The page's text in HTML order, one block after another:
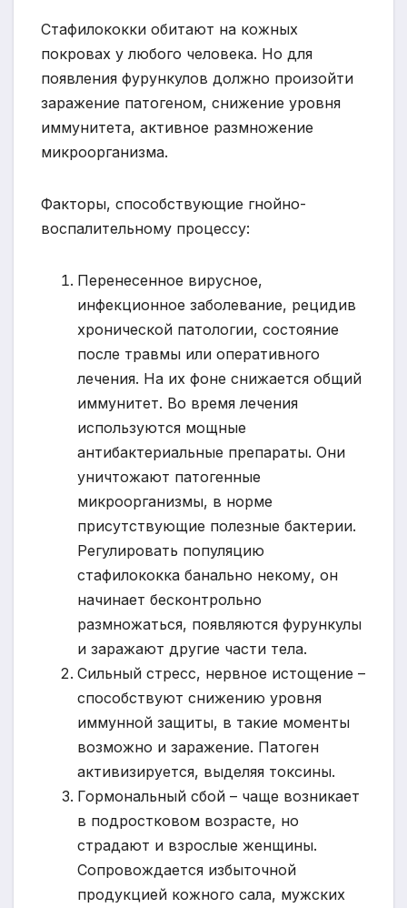
Стафилококки обитают на кожных
покровах у любого человека. Но для
появления фурункулов должно произойти
заражение патогеном, снижение уровня
иммунитета, активное размножение
микроорганизма.
Факторы, способствующие гнойно-
воспалительному процессу:
Перенесенное вирусное,
инфекционное заболевание, рецидив
хронической патологии, состояние
после травмы или оперативного
лечения. На их фоне снижается общий
иммунитет. Во время лечения
используются мощные
антибактериальные препараты. Они
уничтожают патогенные
микроорганизмы, в норме
присутствующие полезные бактерии.
Регулировать популяцию
стафилококка банально некому, он
начинает бесконтрольно
размножаться, появляются фурункулы
и заражают другие части тела.
Сильный стресс, нервное истощение –
способствуют снижению уровня
иммунной защиты, в такие моменты
возможно и заражение. Патоген
активизируется, выделяя токсины.
Гормональный сбой – чаще возникает
в подростковом возрасте, но
страдают и взрослые женщины.
Сопровождается избыточной
продукцией кожного сала, мужских